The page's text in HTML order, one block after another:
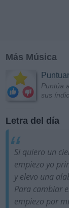
Más Música
Puntúa
sus
Letra del día
Si quiero un
empiezo yo
y elevo una
Para cambiar
empiezo por